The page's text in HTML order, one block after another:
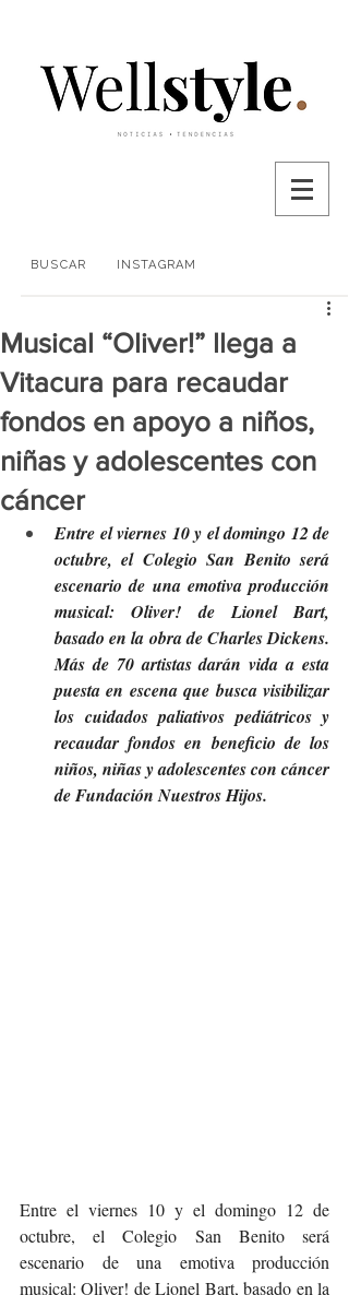
BUSCAR INSTAGRAM
Musical “Oliver!” llega a
Vitacura para recaudar
fondos en apoyo a niños,
niñas y adolescentes con
cáncer
Entre el viernes 10 y el domingo 12 de
octubre, el Colegio San Benito será
escenario de una emotiva producción
musical: Oliver! de Lionel Bart,
basado en la obra de Charles Dickens.
Más de 70 artistas darán vida a esta
puesta en escena que busca visibilizar
los cuidados paliativos pediátricos y
recaudar fondos en beneficio de los
niños, niñas y adolescentes con cáncer
de Fundación Nuestros Hijos.
Entre el viernes 10 y el domingo 12 de
octubre, el Colegio San Benito será
escenario de una emotiva producción
musical: Oliver! de Lionel Bart, basado en la